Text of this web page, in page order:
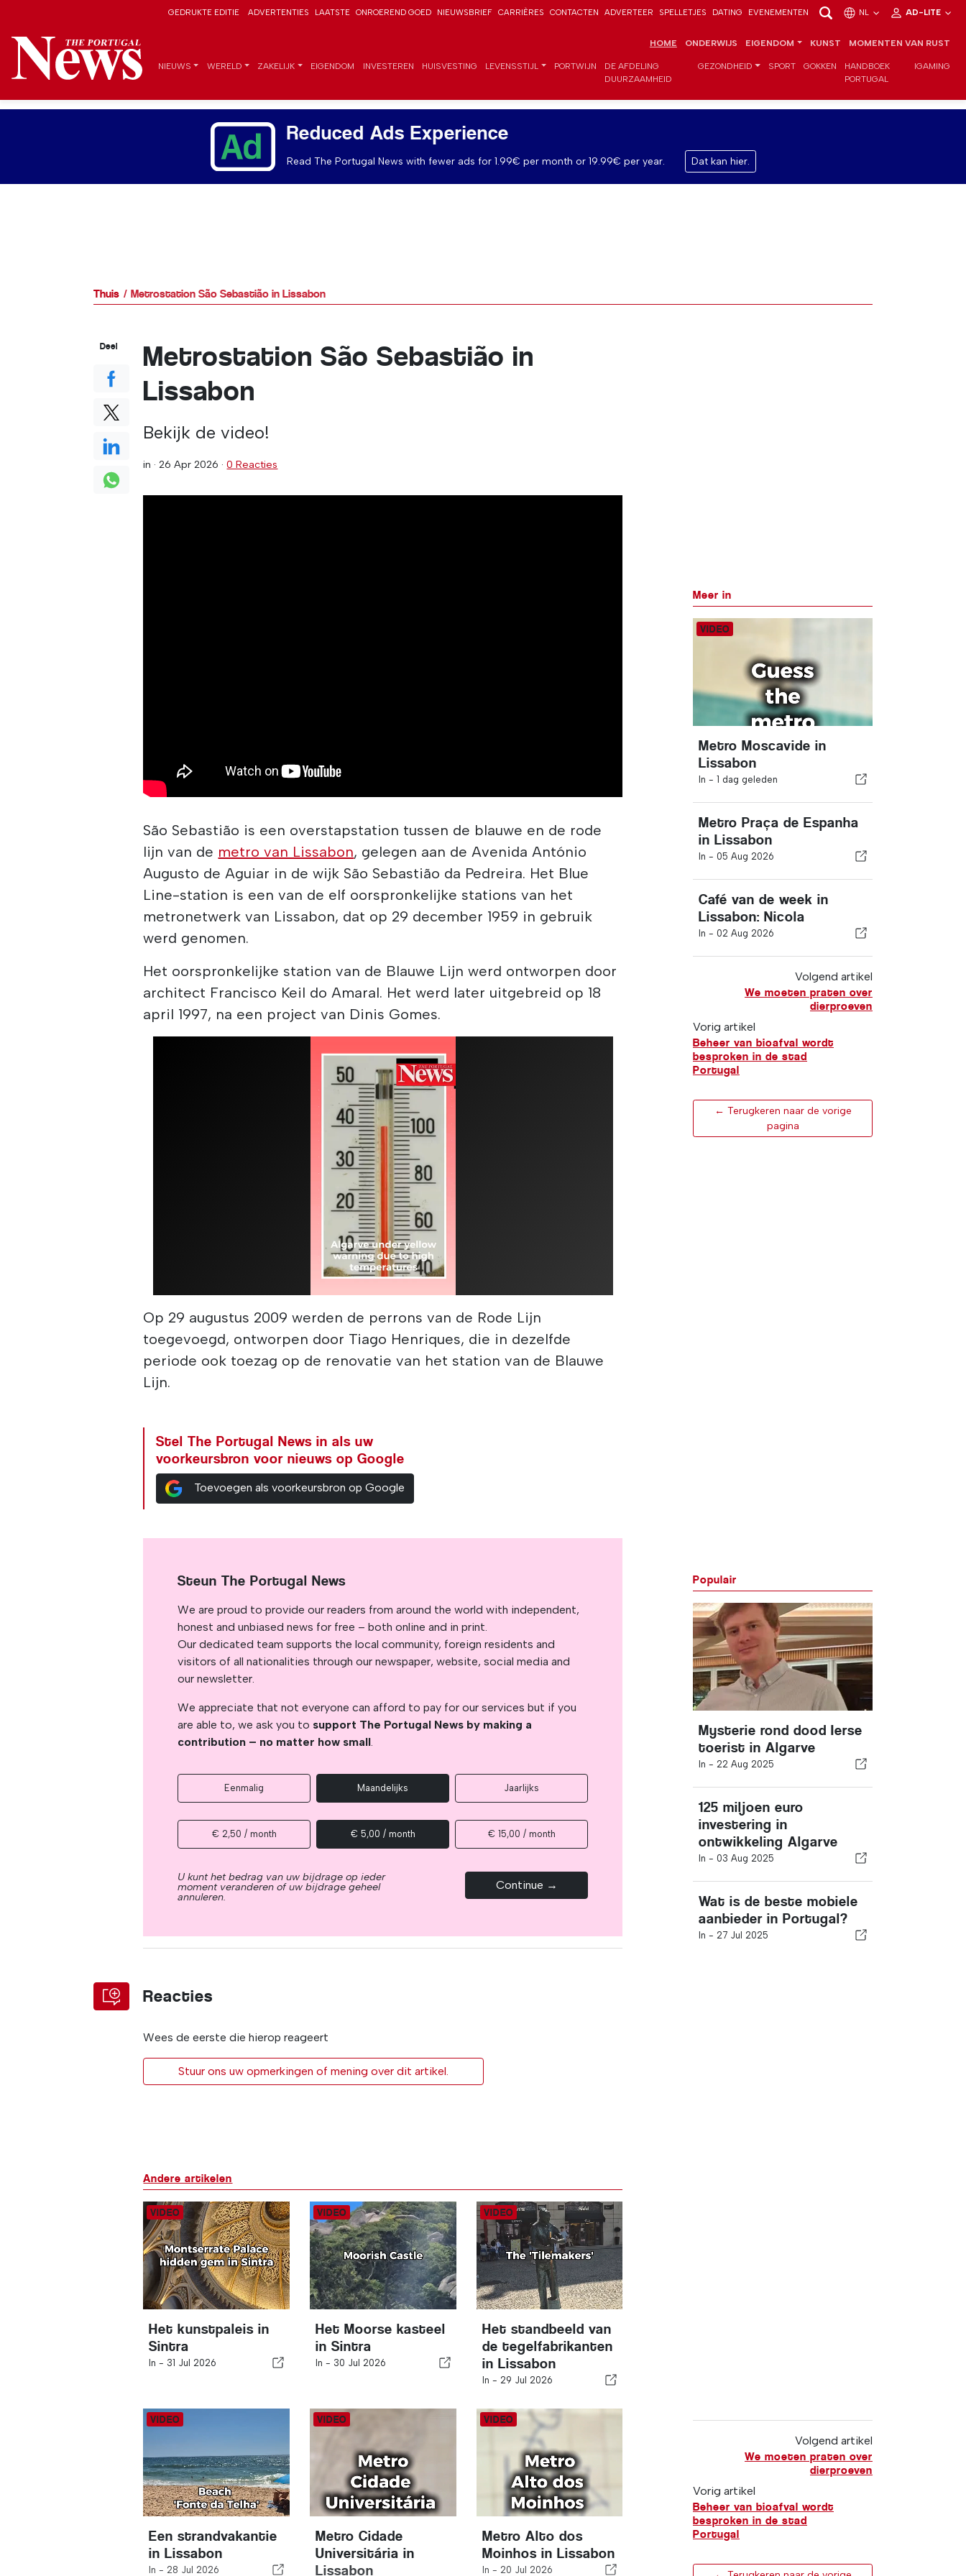
GEDRUKTE EDITIE ADVERTENTIES LAATSTE ONROEREND GOED NIEUWSBRIEF CARRIÈRES CONTACTEN ADVERTEER SPELLETJES DATING EVENEMENTEN NL AD-LITE
HOME ONDERWIJS EIGENDOM KUNST MOMENTEN VAN RUST
NIEUWS WERELD ZAKELIJK EIGENDOM INVESTEREN HUISVESTING LEVENSSTIJL PORTWIJN
DE AFDELING
DUURZAAMHEID
GEZONDHEID SPORT GOKKEN
HANDBOEK
PORTUGAL
IGAMING
Reduced Ads Experience
Read The Portugal News with fewer ads for 1.99€ per month or 19.99€ per year. Dat kan hier.
Thuis Metrostation São Sebastião in Lissabon
Metrostation São Sebastião in
Lissabon
Bekijk de video!
in ·26 Apr 2026 ·0 Reacties
São Sebastião is een overstapstation tussen de blauwe en de rode
lijn van de metro van Lissabon, gelegen aan de Avenida António
Augusto de Aguiar in de wijk São Sebastião da Pedreira. Het Blue
Line-station is een van de elf oorspronkelijke stations van het
metronetwerk van Lissabon, dat op 29 december 1959 in gebruik
werd genomen.
Het oorspronkelijke station van de Blauwe Lijn werd ontworpen door
architect Francisco Keil do Amaral. Het werd later uitgebreid op 18
april 1997, na een project van Dinis Gomes.
Op 29 augustus 2009 werden de perrons van de Rode Lijn
toegevoegd, ontworpen door Tiago Henriques, die in dezelfde
periode ook toezag op de renovatie van het station van de Blauwe
Lijn.
Stel The Portugal News in als uw
voorkeursbron voor nieuws op Google
Toevoegen als voorkeursbron op Google
Deel
Meer in
Metro Moscavide in
Lissabon
In - 1 dag geleden
Metro Praça de Espanha
in Lissabon
In - 05 Aug 2026
Café van de week in
Lissabon: Nicola
In - 02 Aug 2026
Volgend artikel
We moeten praten over
dierproeven
Vorig artikel
Beheer van bioafval wordt
besproken in de stad
Portugal
← Terugkeren naar de vorige
pagina
Steun The Portugal News
We are proud to provide our readers from around the world with independent,
honest and unbiased news for free – both online and in print.
Our dedicated team supports the local community, foreign residents and
visitors of all nationalities through our newspaper, website, social media and
our newsletter.
We appreciate that not everyone can afford to pay for our services but if you
are able to, we ask you to support The Portugal News by making a
contribution – no matter how small.
Eenmalig Maandelijks Jaarlijks
€ 2,50 / month € 5,00 / month € 15,00 / month
U kunt het bedrag van uw bijdrage op ieder
moment veranderen of uw bijdrage geheel
annuleren.
Continue →
Reacties
Wees de eerste die hierop reageert
Stuur ons uw opmerkingen of mening over dit artikel.
Populair
Mysterie rond dood Ierse
toerist in Algarve
In - 22 Aug 2025
125 miljoen euro
investering in
ontwikkeling Algarve
In - 03 Aug 2025
Wat is de beste mobiele
aanbieder in Portugal?
In - 27 Jul 2025
Andere artikelen
Het kunstpaleis in
Sintra
In - 31 Jul 2026
Het Moorse kasteel
in Sintra
In - 30 Jul 2026
Het standbeeld van
de tegelfabrikanten
in Lissabon
In - 29 Jul 2026
Een strandvakantie
in Lissabon
In - 28 Jul 2026
Metro Cidade
Universitária in
Lissabon
Metro Alto dos
Moinhos in Lissabon
In - 20 Jul 2026
Volgend artikel
We moeten praten over
dierproeven
Vorig artikel
Beheer van bioafval wordt
besproken in de stad
Portugal